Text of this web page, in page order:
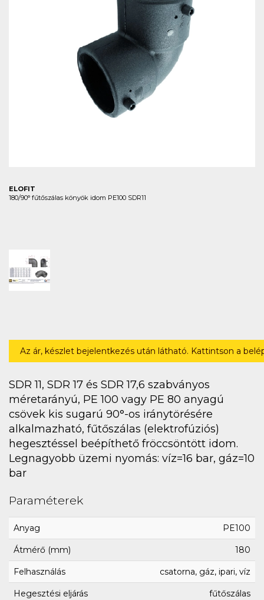
ELOFIT
180/90° fűtőszálas könyök idom PE100 SDR11
Az ár, készlet bejelentkezés után látható. Kattintson a
SDR 11, SDR 17 és SDR 17,6 szabványos
méretarányú, PE 100 vagy PE 80 anyagú
csövek kis sugarú 90°-os iránytörésére
alkalmazható, fűtőszálas (elektrofúziós)
hegesztéssel beépíthető fröccsöntött idom.
Legnagyobb üzemi nyomás: víz=16 bar, gáz=10
bar
Paraméterek
Anyag PE100
Átmérő (mm) 180
Felhasználás csatorna, gáz, ipari, víz
Hegesztési eljárás fűtőszálas